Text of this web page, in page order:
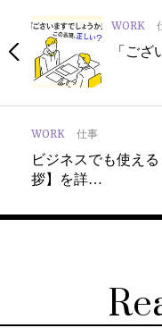
WORK
「ご‌
WORK 仕事
ビジネスでも使え
拶】を詳…